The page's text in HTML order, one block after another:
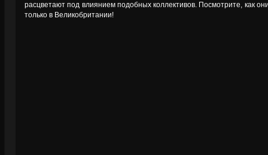
расцветают под влиянием подобных коллективов. Посмотрите, как
только в Великобритании!